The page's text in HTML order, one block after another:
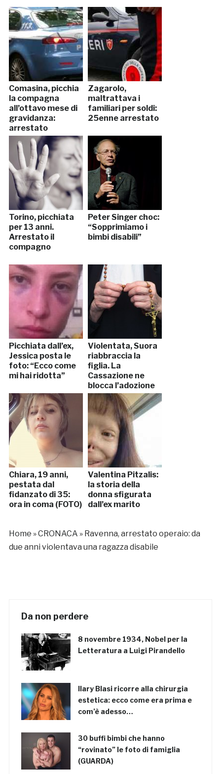
Comasina, picchia
la compagna
all’ottavo mese di
gravidanza:
arrestato
Zagarolo,
maltrattava i
familiari per soldi:
25enne arrestato
Torino, picchiata
per 13 anni.
Arrestato il
compagno
Peter Singer choc:
“Sopprimiamo i
bimbi disabili”
Picchiata dall’ex,
Jessica posta le
foto: “Ecco come
mi hai ridotta”
Violentata, Suora
riabbraccia la
figlia. La
Cassazione ne
blocca l’adozione
Chiara, 19 anni,
pestata dal
fidanzato di 35:
ora in coma (FOTO)
Valentina Pitzalis:
la storia della
donna sfigurata
dall’ex marito
Home »CRONACA » Ravenna, arrestato operaio: da
due anni violentava una ragazza disabile
Da non perdere
8 novembre 1934, Nobel per la
Letteratura a Luigi Pirandello
Ilary Blasi ricorre alla chirurgia
estetica: ecco come era prima e
com’è adesso…
30 buffi bimbi che hanno
“rovinato” le foto di famiglia
(GUARDA)